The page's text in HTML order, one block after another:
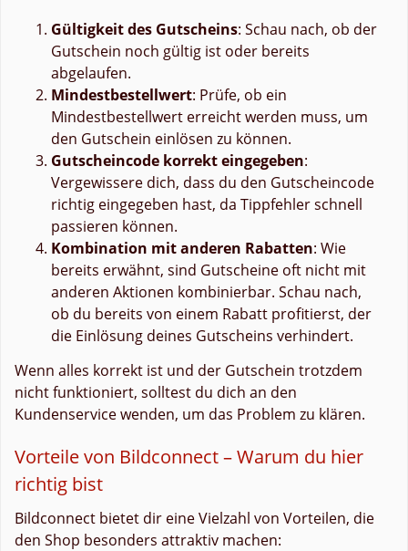
Gültigkeit des Gutscheins: Schau nach, ob der
Gutschein noch gültig ist oder bereits
abgelaufen.
Mindestbestellwert: Prüfe, ob ein
Mindestbestellwert erreicht werden muss, um
den Gutschein einlösen zu können.
Gutscheincode korrekt eingegeben:
Vergewissere dich, dass du den Gutscheincode
richtig eingegeben hast, da Tippfehler schnell
passieren können.
Kombination mit anderen Rabatten: Wie
bereits erwähnt, sind Gutscheine oft nicht mit
anderen Aktionen kombinierbar. Schau nach,
ob du bereits von einem Rabatt profitierst, der
die Einlösung deines Gutscheins verhindert.
Wenn alles korrekt ist und der Gutschein trotzdem
nicht funktioniert, solltest du dich an den
Kundenservice wenden, um das Problem zu klären.
Vorteile von Bildconnect – Warum du hier
richtig bist
Bildconnect bietet dir eine Vielzahl von Vorteilen, die
den Shop besonders attraktiv machen: